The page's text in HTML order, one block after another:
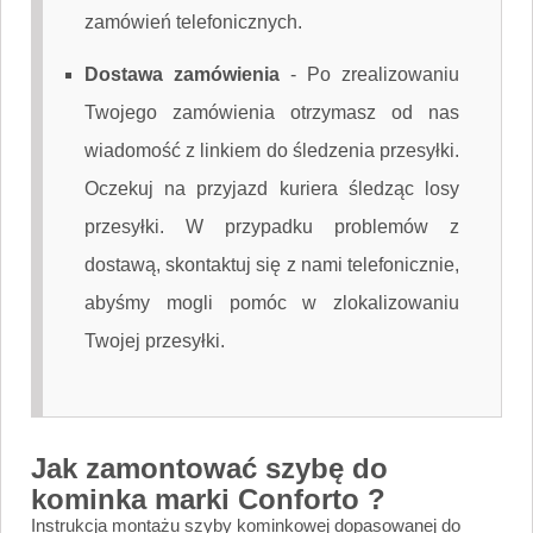
zamówień telefonicznych.
Dostawa zamówienia -
Po zrealizowaniu
Twojego zamówienia otrzymasz od nas
wiadomość z linkiem do śledzenia przesyłki.
Oczekuj na przyjazd kuriera śledząc losy
przesyłki. W przypadku problemów z
dostawą, skontaktuj się z nami telefonicznie,
abyśmy mogli pomóc w zlokalizowaniu
Twojej przesyłki.
Jak zamontować szybę do
kominka marki Conforto ?
Instrukcja montażu szyby kominkowej dopasowanej do